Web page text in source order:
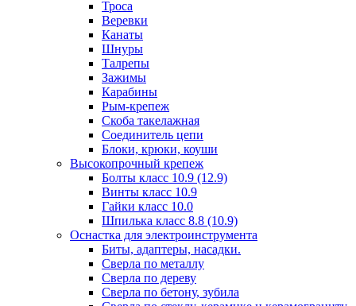
Троса
Веревки
Канаты
Шнуры
Талрепы
Зажимы
Карабины
Рым-крепеж
Скоба такелажная
Соединитель цепи
Блоки, крюки, коуши
Высокопрочный крепеж
Болты класс 10.9 (12.9)
Винты класс 10.9
Гайки класс 10.0
Шпилька класс 8.8 (10.9)
Оснастка для электроинструмента
Биты, адаптеры, насадки.
Сверла по металлу
Сверла по дереву
Сверла по бетону, зубила